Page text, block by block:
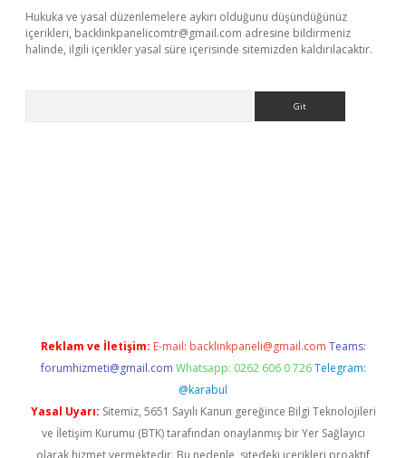
Hukuka ve yasal düzenlemelere aykırı olduğunu düşündüğünüz
içerikleri, backlinkpanelicomtr@gmail.com adresine bildirmeniz
halinde, ilgili içerikler yasal süre içerisinde sitemizden kaldırılacaktır.
Reklam ve İletişim: E-mail: backlinkpaneli@gmail.com Teams:
forumhizmeti@gmail.com Whatsapp: 0262 606 0 726 Telegram:
@karabul
Yasal Uyarı: Sitemiz, 5651 Sayılı Kanun gereğince Bilgi Teknolojileri
ve İletişim Kurumu (BTK) tarafından onaylanmış bir Yer Sağlayıcı
olarak hizmet vermektedir. Bu nedenle, sitedeki içerikleri proaktif